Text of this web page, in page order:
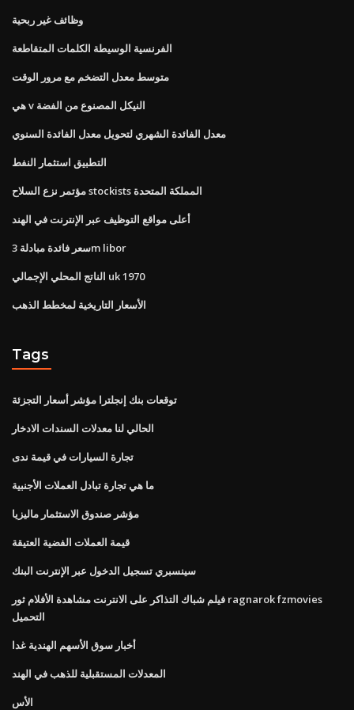
وظائف غير ربحية
الفرنسية الوسيطة الكلمات المتقاطعة
متوسط ​​معدل التضخم مع مرور الوقت
هي v النيكل المصنوع من الفضة
معدل الفائدة الشهري لتحويل معدل الفائدة السنوي
التطبيق استثمار النفط
مؤتمر نزع السلاح stockists المملكة المتحدة
أعلى مواقع التوظيف عبر الإنترنت في الهند
سعر فائدة مبادلة 3m libor
الناتج المحلي الإجمالي uk 1970
الأسعار التاريخية لمخطط الذهب
Tags
توقعات بنك إنجلترا مؤشر أسعار التجزئة
الحالي لنا معدلات السندات الادخار
تجارة السيارات في قيمة ندى
ما هي تجارة تبادل العملات الأجنبية
مؤشر صندوق الاستثمار ماليزيا
قيمة العملات الفضية العتيقة
سينسبري تسجيل الدخول عبر الإنترنت البنك
فيلم شباك التذاكر على الانترنت مشاهدة الأفلام ثور ragnarok fzmovies
التحميل
أخبار سوق الأسهم الهندية غدا
المعدلات المستقبلية للذهب في الهند
الأس